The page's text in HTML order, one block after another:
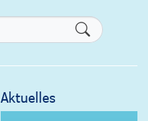
Aktuelles